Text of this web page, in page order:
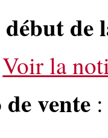
de
Voir la
vente